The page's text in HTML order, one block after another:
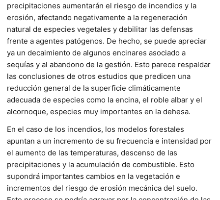
precipitaciones aumentarán el riesgo de incendios y la
erosión, afectando negativamente a la regeneración
natural de especies vegetales y debilitar las defensas
frente a agentes patógenos. De hecho, se puede apreciar
ya un decaimiento de algunos encinares asociado a
sequías y al abandono de la gestión. Esto parece respaldar
las conclusiones de otros estudios que predicen una
reducción general de la superficie climáticamente
adecuada de especies como la encina, el roble albar y el
alcornoque, especies muy importantes en la dehesa.
En el caso de los incendios, los modelos forestales
apuntan a un incremento de su frecuencia e intensidad por
el aumento de las temperaturas, descenso de las
precipitaciones y la acumulación de combustible. Esto
supondrá importantes cambios en la vegetación e
incrementos del riesgo de erosión mecánica del suelo.